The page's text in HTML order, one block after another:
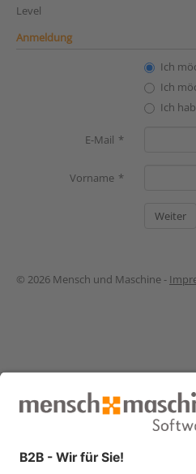
Level
Anmeldung
Ich
Ich
Ich
E-Mail
Vorname
© 2026 Mensch und Maschine -